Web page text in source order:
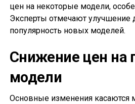
цен на некоторые модели,
Эксперты отмечают улучшение
популярность новых моделей.
Снижение цен на
модели
Основные изменения касаются